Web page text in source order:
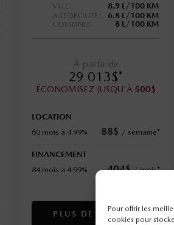
Pour offrir les
cookies pour
VILLE:
8.9 L/100 KM
AUTOROUTE:
6.8 L/100 KM
COMBINÉE:
8 L/100 KM
À partir de
29 013$*
ÉCONOMISEZ JUSQU'À 500$
LOCATION
60 mois à 4.99%
88$ / semaine*
FINANCEMENT
84 mois à 4.99%
404$ /mois*
PLUS DE DÉTAILS